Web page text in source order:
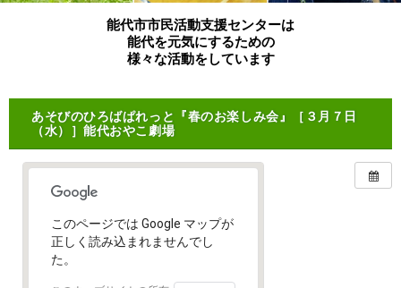
能代市市民活動支援センターは
能代を元気にするための
様々な活動をしています
あそびのひろばぱれっと『春のお楽しみ会』［３月７日
（水）］能代おやこ劇場
このページでは Google マップが
正しく読み込まれませんでし
た。